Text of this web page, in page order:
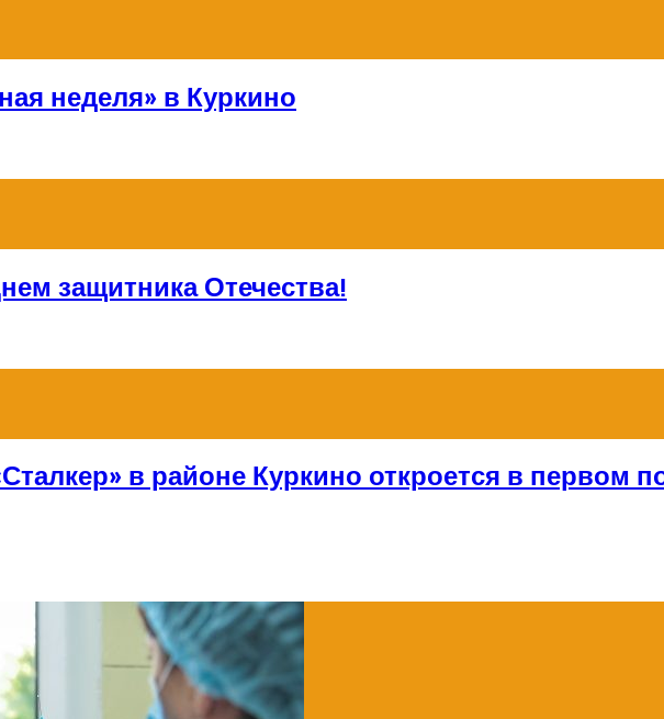
неделя» в Куркино
защитника Отечества!
в районе Куркино откроется в первом